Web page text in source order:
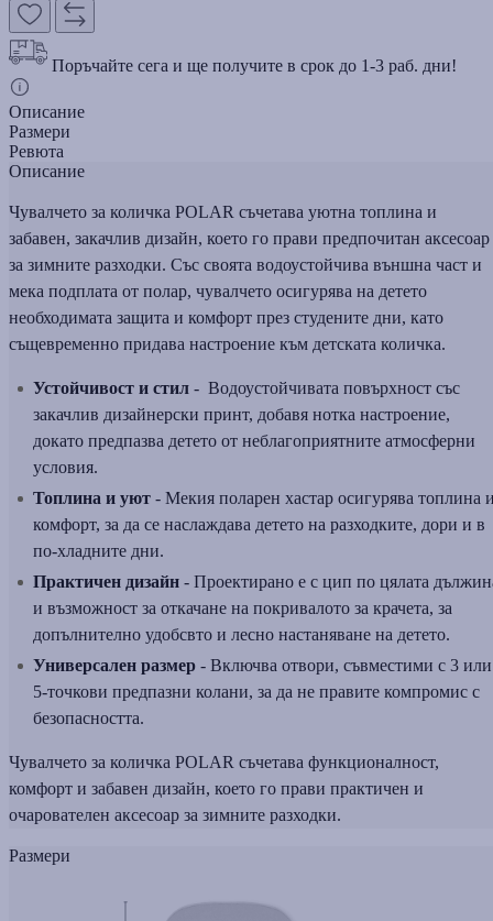
Поръчайте сега и ще получите в срок до 1-3 раб. дни!
Описание
Размери
Ревюта
Описание
Чувалчето за количка POLAR съчетава уютна топлина и
забавен, закачлив дизайн, което го прави предпочитан аксесоар
за зимните разходки. Със своята водоустойчива външна част и
мека подплата от полар, чувалчето осигурява на детето
необходимата защита и комфорт през студените дни, като
същевременно придава настроение към детската количка.
Устойчивост и стил - Водоустойчивата повърхност със
закачлив дизайнерски принт, добавя нотка настроение,
докато предпазвa детето от неблагоприятните атмосферни
условия.
Топлина и уют - Мекия поларен хастар осигурява топлина
комфорт, за да се наслаждава детето на разходките, дори и в
по-хладните дни.
Практичен дизайн - Проектирано е с цип по цялата
и възможност за откачане на покривалото за крачета, за
допълнително удобсвто и лесно настаняване на детето.
Универсален размер - Включва отвори, съвместими с 3 или
5-точкови предпазни колани, за да не правите компромис с
безопасността.
Чувалчето за количка POLAR съчетава функционалност,
комфорт и забавен дизайн, което го прави практичен и
очарователен аксесоар за зимните разходки.
Размери